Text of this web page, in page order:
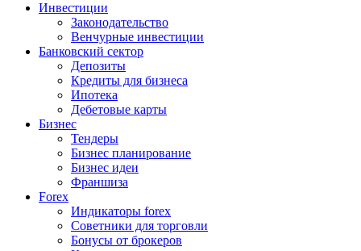
Инвестиции
Законодательство
Венчурные инвестиции
Банковский сектор
Депозиты
Кредиты для бизнеса
Ипотека
Дебетовые карты
Бизнес
Тендеры
Бизнес планирование
Бизнес идеи
Франшиза
Forex
Индикаторы forex
Советники для торговли
Бонусы от брокеров